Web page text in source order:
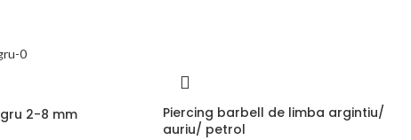
2-8 mm
Piercing barbell de limba argintiu/
auriu/ petrol